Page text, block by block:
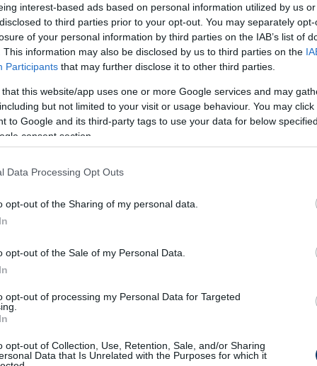
interest-based ads based on personal information utilized by us
to third parties prior to your opt-out. You may separately
of your personal information by third parties on the IAB’s list of
This information may also be disclosed by us to third parties on the
Participants that may further disclose it to other third parties.
that this website/app uses one or more Google services and may
but not limited to your visit or usage behaviour. You may
to Google and its third-party tags to use your data for below
consent section.
Data Processing Opt Outs
opt-out of the Sharing of my personal data.
opt-out of the Sale of my Personal Data.
opt-out of processing my Personal Data for Targeted
opt-out of Collection, Use, Retention, Sale, and/or Sharing
Data that Is Unrelated with the Purposes for which it
két és fél órás, érzéstelenítéses műtéten
annyi, hogy a műtét végére már kezdett
a bevavatkozás vége nem volt a
egy-két óráig fájt a szemem, de utána már
le van takarva és ugyan felkelhetek, de
mozoghatok. Péntekig biztosan kórházban
vasárnap engednek haza.
utána kezdhetek el majd
Úgyhogy nagyjából
futballozhatok - de pontosat
Természetesen nagyon
kiestem, viszont annyiból
időben kiderült, bizony
később sokkal
- akár meg is vakulhattam